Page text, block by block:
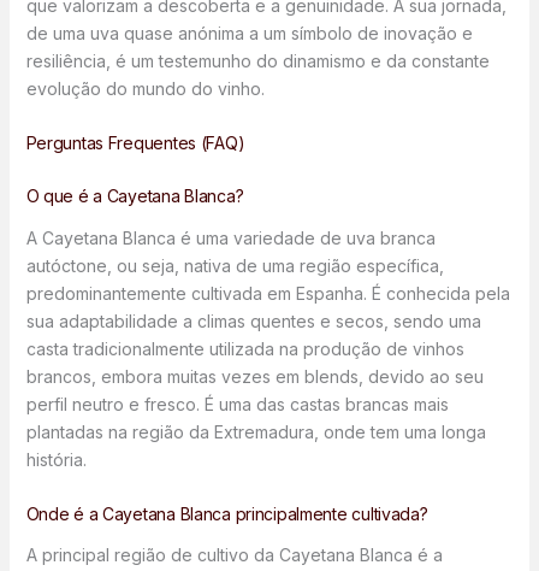
que valorizam a descoberta e a genuinidade. A sua jornada,
de uma uva quase anónima a um símbolo de inovação e
resiliência, é um testemunho do dinamismo e da constante
evolução do mundo do vinho.
Perguntas Frequentes (FAQ)
O que é a Cayetana Blanca?
A Cayetana Blanca é uma variedade de uva branca
autóctone, ou seja, nativa de uma região específica,
predominantemente cultivada em Espanha. É conhecida pela
sua adaptabilidade a climas quentes e secos, sendo uma
casta tradicionalmente utilizada na produção de vinhos
brancos, embora muitas vezes em blends, devido ao seu
perfil neutro e fresco. É uma das castas brancas mais
plantadas na região da Extremadura, onde tem uma longa
história.
Onde é a Cayetana Blanca principalmente cultivada?
A principal região de cultivo da Cayetana Blanca é a